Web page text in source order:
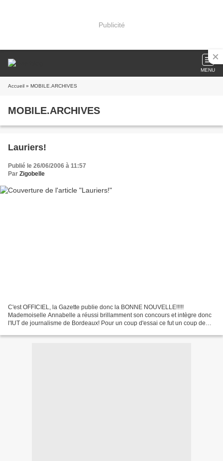
Publicité
MENU
Accueil » MOBILE.ARCHIVES
MOBILE.ARCHIVES
Lauriers!
Publié le 26/06/2006 à 11:57
Par Zigobelle
C'est OFFICIEL, la Gazette publie donc la BONNE NOUVELLE!!!!!
Mademoiselle Annabelle a réussi brillamment son concours et intègre donc
l'IUT de journalisme de Bordeaux! Pour un coup d'essai ce fut un coup de